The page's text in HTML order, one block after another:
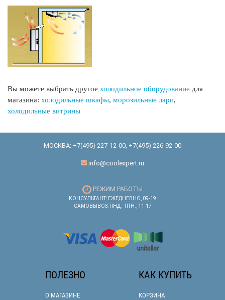
Вы можете выбрать другое холодильное оборудование для
магазина: холодильные шкафы, морозильные лари,
холодильные витрины
МОСКВА: +7(495) 227-12-00, +7(495) 226-92-00
info@coolexpert.ru
РЕЖИМ РАБОТЫ
КОНСУЛЬТАНТ: ЕЖЕДНЕВНО, 09-19
САМОВЫВОЗ: ПНД.- ПТН., 11-17
ПОЛЕЗНО
О МАГАЗИНЕ
КАК КУПИТЬ
КОРЗИНА